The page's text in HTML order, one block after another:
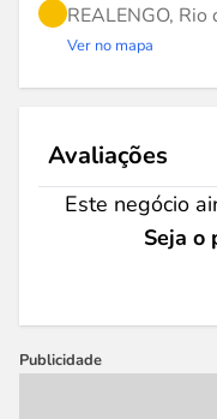
REALENGO, Rio
Ver no mapa
Avaliações
Este negócio
Seja o
Publicidade